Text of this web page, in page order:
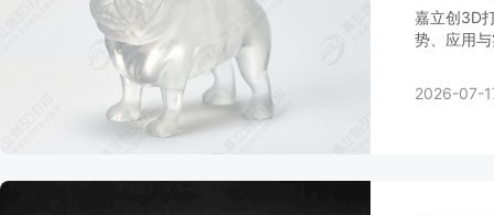
嘉立创3D
势、应用
2026-07-